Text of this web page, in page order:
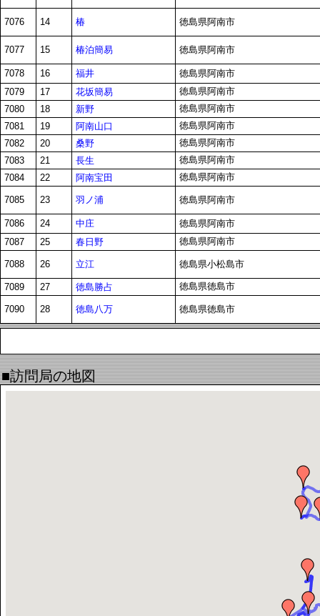
7076 14 椿 徳島県阿南市
7077 15 椿泊簡易 徳島県阿南市
7078 16 福井
徳島県阿南市
7079
17 花坂簡易
徳島県阿南市
7080
18 新野
徳島県阿南市
7081
19 阿南山口
徳島県阿南市
7082
20 桑野
徳島県阿南市
7083
21 長生
徳島県阿南市
7084
22 阿南宝田 徳島県阿南市
7085 23 羽ノ浦 徳島県阿南市
7086 24 中庄
徳島県阿南市
7087
25 春日野 徳島県阿南市
7088 26 立江 徳島県小松島市
7089 27 徳島勝占 徳島県徳島市
7090 28 徳島八万 徳島県徳島市
■訪問局の地図